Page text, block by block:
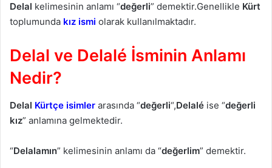
e
k
Delal kelimesinin anlamı “değerli” demektir.Genellikle Kürt
toplumunda kız ismi olarak kullanılmaktadır.
Delal ve Delalé İsminin Anlamı
Nedir?
Delal Kürtçe isimler arasında “değerli“,Delalé ise “değerli
kız” anlamına gelmektedir.
“Delalamın” kelimesinin anlamı da “değerlim” demektir.